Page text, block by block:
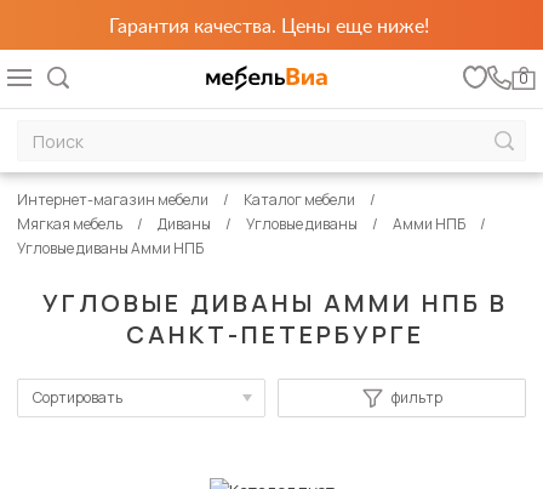
Гарантия качества. Цены еще ниже!
0
УГЛОВЫЕ ДИВАНЫ АММИ НПБ В
САНКТ-ПЕТЕРБУРГЕ
Интернет-магазин мебели
Каталог мебели
Мягкая мебель
Диваны Угловые диваны
Амми НПБ
Угловые диваны Амми НПБ
Сортировать
Сначала дешевые
фильтр